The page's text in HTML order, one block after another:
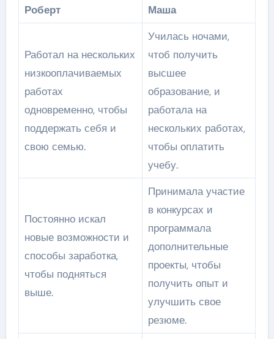
Роберт Маша
Работал на нескольких
низкооплачиваемых
работах
одновременно, чтобы
поддержать себя и
свою семью.
Училась ночами,
чтоб получить
высшее
образование, и
работала на
нескольких работах,
чтобы оплатить
учебу.
Постоянно искал
новые возможности и
способы заработка,
чтобы подняться
выше.
Принимала участие
в конкурсах и
программала
дополнительные
проекты, чтобы
получить опыт и
улучшить свое
резюме.